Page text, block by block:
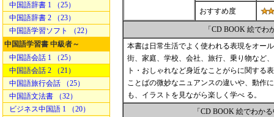
中国語辞書 1 （25）
中国語辞書 2 （23）
中国語学習ソフト （22）
中国語学習書 中級者～
中国語会話 1 （25）
中国語会話 2 （21）
中国語旅行会話 （25）
中国語文法書 （32）
ビジネス中国語 1 （20）
おすすめ度
「CD BOOK 絵で
本書は日常生活でよく使われる表現をオー
街、家庭、学校、会社、旅行、乗り物など
ト・おしゃれなど身近なことがらに関する
ことばの微妙なニュアンスの違いや、動作
も、イラストを見ながら楽しく学べ る。
「CD BOOK 絵でわか